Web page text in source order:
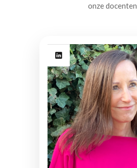
onze docenten.